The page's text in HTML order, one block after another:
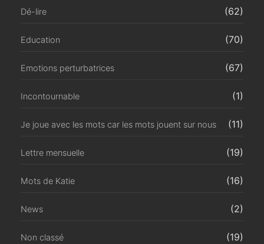
Dé-lire (62)
Education (70)
Emotions perturbatrices (67)
Incontournable (1)
Je joue avec les mots car les mots jouent sur nous (11)
Lettre mensuelle (19)
Mots de Katie (16)
News (2)
Non classé (19)